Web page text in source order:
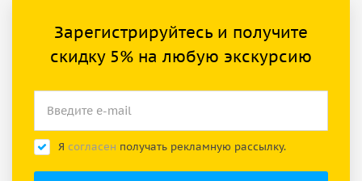
Зарегистрируйтесь и получите
скидку 5% на любую экскурсию
Я согласен получать рекламную рассылку.